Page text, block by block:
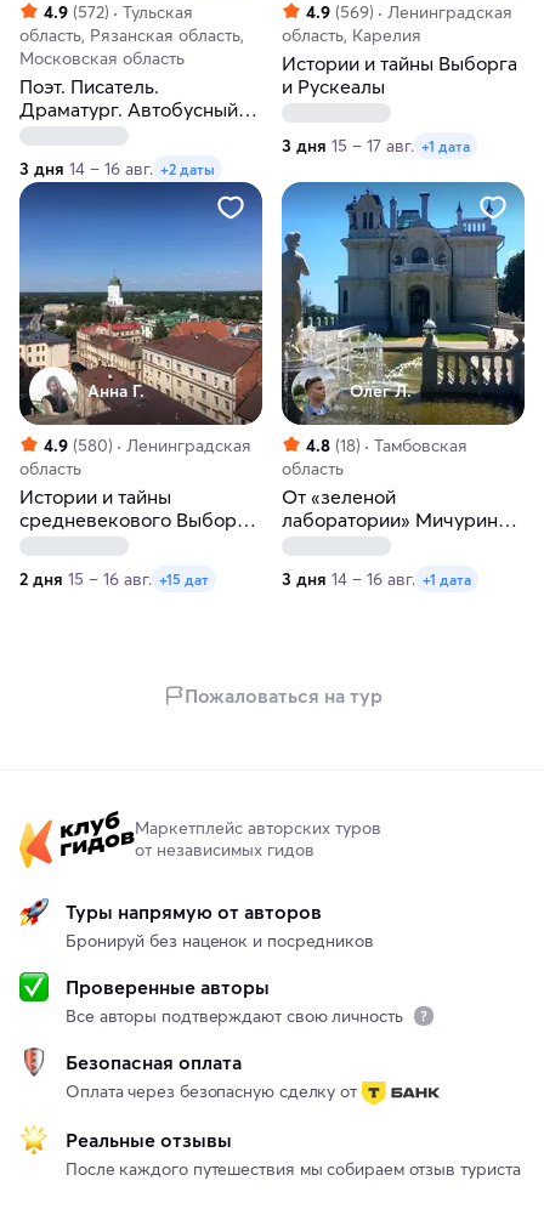
4.9 (572)
Тульская
область, Рязанская область,
Московская область
Поэт. Писатель.
Драматург. Автобусный
тур из Москвы: Рязань –
3 дня 14 – 16 авг. +2 даты
4.9 (569)
Ленинградская
область, Карелия
Истории и тайны Выборга
и Рускеалы
3 дня 15 – 17 авг. +1 дата
Анна Г.
4.9 (580)
Ленинградская
область
Истории и тайны
средневекового Выборга.
Весна-лето
2 дня 15 – 16 авг. +15 дат
Олег Л.
4.8 (18)
Тамбовская
область
От «зеленой
лаборатории» Мичурина
до мест вдохновения
3 дня 14 – 16 авг. +1 дата
Пожаловаться на тур
Маркетплейс авторских туров
от независимых гидов
Туры напрямую от авторов
Бронируй без наценок и посредников
Проверенные авторы
Все авторы подтверждают свою личность
Безопасная оплата
Оплата через безопасную сделку от
Реальные отзывы
После каждого путешествия мы собираем отзыв туриста